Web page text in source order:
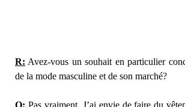
R: Avez-vous un souhait en particulier
de la mode masculine et de son marché?
O: Pas vraiment. J’ai envie de faire du